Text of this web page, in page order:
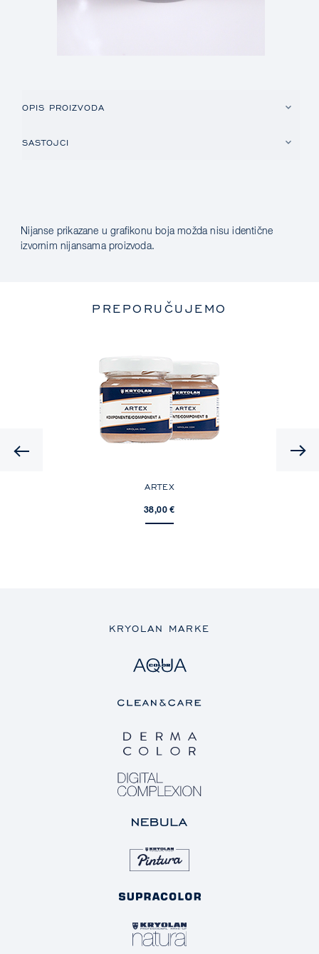
OPIS PROIZVODA
SASTOJCI
Nijanse prikazane u grafikonu boja možda nisu identične
izvornim nijansama proizvoda.
PREPORUČUJEMO
ARTEX
38,00 €
KRYOLAN MARKE